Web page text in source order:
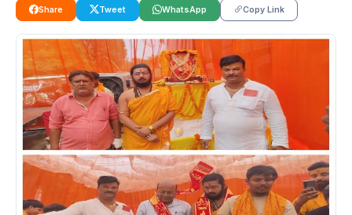
Share Tweet WhatsApp Copy Link